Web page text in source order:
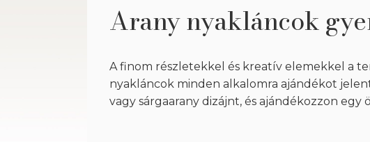
Arany nyakláncok
A finom részletekkel és kreatív elemekkel a
nyakláncok minden alkalomra ajándékot
vagy sárgaarany dizájnt, és ajándékozzon egy